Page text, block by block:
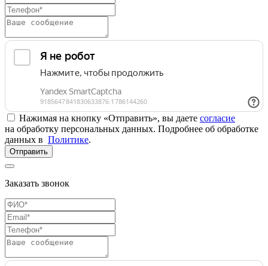
Нажимая на кнопку «Отправить», вы даете согласие
на обработку персональных данных. Подробнее об обработке
данных в Политике.
Отправить
Заказать звонок